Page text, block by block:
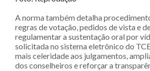
A norma também detalha
regras de votação, pedidos de vista e
regulamentar a sustentação oral por
solicitada no sistema eletrônico do
mais celeridade aos julgamentos,
dos conselheiros e reforçar a